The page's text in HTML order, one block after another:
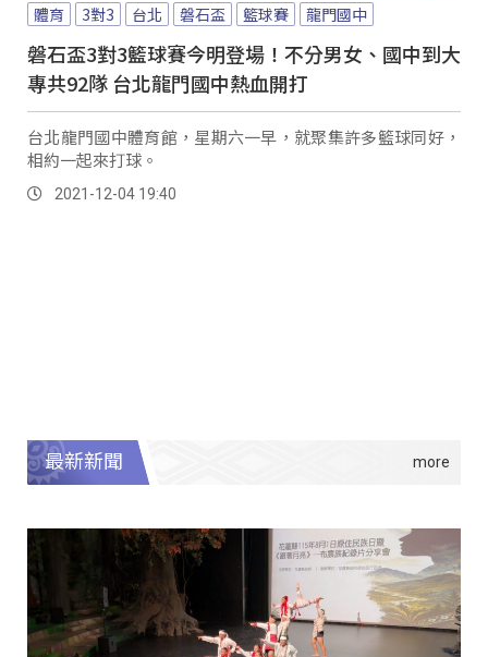
體育 3對3 台北 磐石盃 籃球賽 龍門國中
磐石盃3對3籃球賽今明登場！不分男女、國中到大
專共92隊 台北龍門國中熱血開打
台北龍門國中體育館，星期六一早，就聚集許多籃球同好，
相約一起來打球。
2021-12-04 19:40
最新新聞